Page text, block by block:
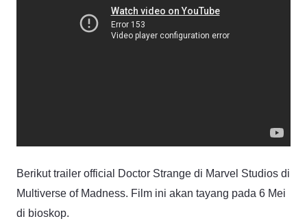
Berikut trailer official Doctor Strange di Marvel Studios di
Multiverse of Madness. Film ini akan tayang pada 6 Mei
di bioskop.